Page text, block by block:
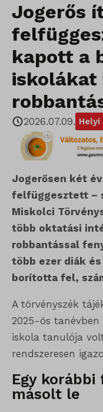
Jogerős
kapott a
2026.07.09.
Jogerősen két
felfüggesztett –
Miskolci
több oktatási
robbantással
több ezer diák
borította fel,
A törvényszék
2025-ös
iskola tanulója
rendszeresen
Egy
másolt le